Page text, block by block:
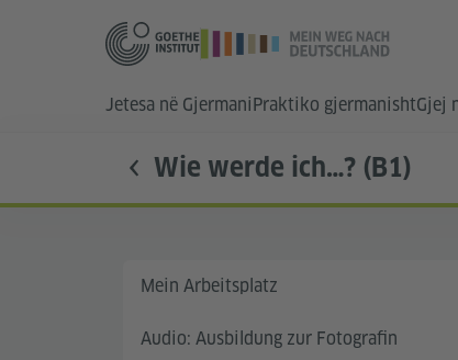
Jetesa në GjermaniPraktiko gjermanishtGjej
Wie werde ich…? (B1)
Mein Arbeitsplatz
Audio: Ausbildung zur Fotografin